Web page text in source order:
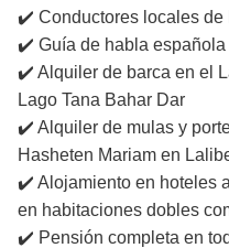
✔️ Conductores locales de
✔️ Guía de habla española
✔️ Alquiler de barca en el
Lago Tana Bahar Dar
✔️ Alquiler de mulas y
Hasheten Mariam en
✔️ Alojamiento en hoteles
en habitaciones dobles
✔️ Pensión completa en